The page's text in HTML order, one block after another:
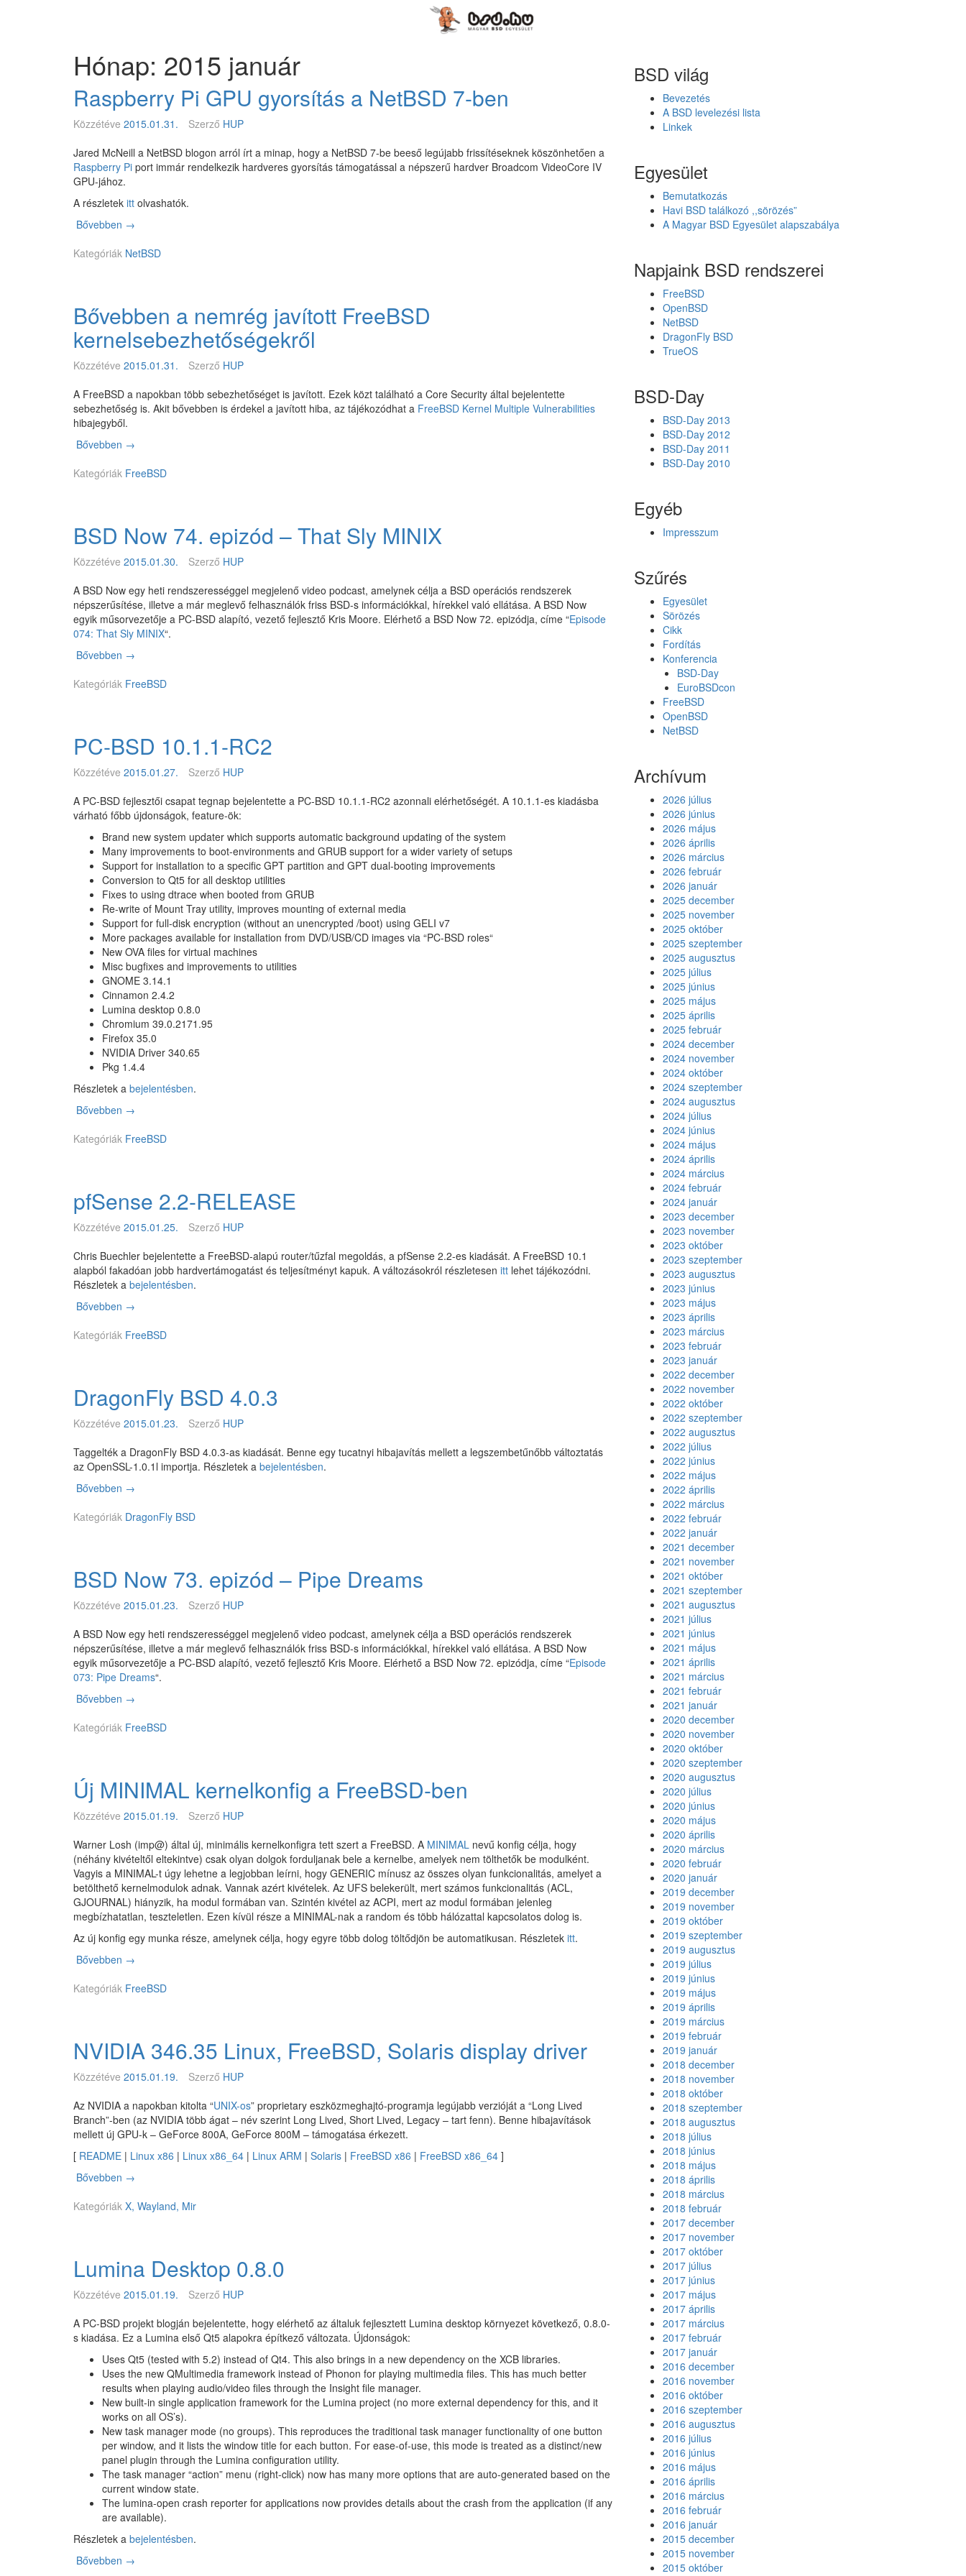
Hónap: 2015 január
Raspberry Pi GPU gyorsítás a NetBSD 7-ben
Közzétéve 2015.01.31. Szerző HUP
Jared McNeill a NetBSD blogon arról írt a minap, hogy a NetBSD 7-be beeső legújabb frissítéseknek köszönhetően a
Raspberry Pi port immár rendelkezik hardveres gyorsítás támogatással a népszerű hardver Broadcom VideoCore IV
GPU-jához.
A részletek itt olvashatók.
Bővebben R
s
r
r
y
i
P
U
g
r
á
s
a
N
t
B
S
D
7
b
→
Kategóriák NetBSD
Bővebben a nemrég javított FreeBSD
kernelsebezhetőségekről
Közzétéve 2015.01.31. Szerző HUP
A FreeBSD a napokban több sebezhetőséget is javított. Ezek közt található a Core Security által bejelentette
sebezhetőség is. Akit bővebben is érdekel a javított hiba, az tájékozódhat a FreeBSD Kernel Multiple Vulnerabilities
hibajegyből.
Bővebben B
v
e
n
a
e
m
r
é
j
v
t
F
e
e
B
S
D
k
e
r
n
e
l
s
e
b
e
z
h
e
t
s
e
→
Kategóriák FreeBSD
BSD Now 74. epizód – That Sly MINIX
Közzétéve 2015.01.30. Szerző HUP
A BSD Now egy heti rendszerességgel megjelenő video podcast, amelynek célja a BSD operációs rendszerek
népszerűsítése, illetve a már meglevő felhasználók friss BSD-s információkkal, hírekkel való ellátása. A BSD Now
egyik műsorvezetője a PC-BSD alapító, vezető fejlesztő Kris Moore. Elérhető a BSD Now 72. epizódja, címe “Episode
074: That Sly MINIX“.
Bővebben B
D
7
4
.
p
i
ó
d
–
T
h
a
t
S
l
y
M
I
N
I
X
→
Kategóriák FreeBSD
PC-BSD 10.1.1-RC2
Közzétéve 2015.01.27. Szerző HUP
A PC-BSD fejlesztői csapat tegnap bejelentette a PC-BSD 10.1.1-RC2 azonnali elérhetőségét. A 10.1.1-es kiadásba
várható főbb újdonságok, feature-ök:
Brand new system updater which supports automatic background updating of the system
Many improvements to boot-environments and GRUB support for a wider variety of setups
Support for installation to a specific GPT partition and GPT dual-booting improvements
Conversion to Qt5 for all desktop utilities
Fixes to using dtrace when booted from GRUB
Re-write of Mount Tray utility, improves mounting of external media
Support for full-disk encryption (without an unencrypted /boot) using GELI v7
More packages available for installation from DVD/USB/CD images via “PC-BSD roles“
New OVA files for virtual machines
Misc bugfixes and improvements to utilities
GNOME 3.14.1
Cinnamon 2.4.2
Lumina desktop 0.8.0
Chromium 39.0.2171.95
Firefox 35.0
NVIDIA Driver 340.65
Pkg 1.4.4
Részletek a bejelentésben.
Bővebben P
-
1
0
.
.
1
-
C
→
Kategóriák FreeBSD
pfSense 2.2-RELEASE
Közzétéve 2015.01.25. Szerző HUP
Chris Buechler bejelentette a FreeBSD-alapú router/tűzfal megoldás, a pfSense 2.2-es kiadását. A FreeBSD 10.1
alapból fakadóan jobb hardvertámogatást és teljesítményt kapuk. A változásokról részletesen itt lehet tájékozódni.
Részletek a bejelentésben.
Bővebben p
S
e
2
.
-
R
L
A
→
Kategóriák FreeBSD
DragonFly BSD 4.0.3
Közzétéve 2015.01.23. Szerző HUP
Taggelték a DragonFly BSD 4.0.3-as kiadását. Benne egy tucatnyi hibajavítás mellett a legszembetűnőbb változtatás
az OpenSSL-1.0.1l importja. Részletek a bejelentésben.
Bővebben D
a
F
l
y
S
D
4
.
.
→
Kategóriák DragonFly BSD
BSD Now 73. epizód – Pipe Dreams
Közzétéve 2015.01.23. Szerző HUP
A BSD Now egy heti rendszerességgel megjelenő video podcast, amelynek célja a BSD operációs rendszerek
népszerűsítése, illetve a már meglevő felhasználók friss BSD-s információkkal, hírekkel való ellátása. A BSD Now
egyik műsorvezetője a PC-BSD alapító, vezető fejlesztő Kris Moore. Elérhető a BSD Now 72. epizódja, címe “Episode
073: Pipe Dreams“.
Bővebben B
D
7
3
.
p
i
z
ó
d
–
p
D
m
s
→
Kategóriák FreeBSD
Új MINIMAL kernelkonfig a FreeBSD-ben
Közzétéve 2015.01.19. Szerző HUP
Warner Losh (imp@) által új, minimális kernelkonfigra tett szert a FreeBSD. A MINIMAL nevű konfig célja, hogy
(néhány kivételtől eltekintve) csak olyan dolgok forduljanak bele a kernelbe, amelyek nem tölthetők be modulként.
Vagyis a MINIMAL-t úgy lehetne a legjobban leírni, hogy GENERIC mínusz az összes olyan funkcionalitás, amelyet a
betölthető kernelmodulok adnak. Vannak azért kivételek. Az UFS belekerült, mert számos funkcionalitás (ACL,
GJOURNAL) hiányzik, ha modul formában van. Szintén kivétel az ACPI, mert az modul formában jelenleg
megbízhatatlan, teszteletlen. Ezen kívül része a MINIMAL-nak a random és több hálózattal kapcsolatos dolog is.
Az új konfig egy munka része, amelynek célja, hogy egyre több dolog töltődjön be automatikusan. Részletek itt.
Bővebben Ú
M
M
A
L
e
r
n
l
k
n
F
r
e
B
D
-
b
e
n
→
Kategóriák FreeBSD
NVIDIA 346.35 Linux, FreeBSD, Solaris display driver
Közzétéve 2015.01.19. Szerző HUP
Az NVIDIA a napokban kitolta “UNIX-os” proprietary eszközmeghajtó-programja legújabb verzióját a “Long Lived
Branch”-ben (az NVIDIA több ágat – név szerint Long Lived, Short Lived, Legacy – tart fenn). Benne hibajavítások
mellett új GPU-k – GeForce 800A, GeForce 800M – támogatása érkezett.
[ README | Linux x86 | Linux x86_64 | Linux ARM | Solaris | FreeBSD x86 | FreeBSD x86_64 ]
Bővebben N
I
3
4
6
3
5
n
u
x
,
F
r
e
e
B
S
D
,
o
→
Kategóriák X, Wayland, Mir
Lumina Desktop 0.8.0
Közzétéve 2015.01.19. Szerző HUP
A PC-BSD projekt blogján bejelentette, hogy elérhető az általuk fejlesztett Lumina desktop környezet következő, 0.8.0-
s kiadása. Ez a Lumina első Qt5 alapokra építkező változata. Újdonságok:
Uses Qt5 (tested with 5.2) instead of Qt4. This also brings in a new dependency on the XCB libraries.
Uses the new QMultimedia framework instead of Phonon for playing multimedia files. This has much better
results when playing audio/video files through the Insight file manager.
New built-in single application framework for the Lumina project (no more external dependency for this, and it
works on all OS’s).
New task manager mode (no groups). This reproduces the traditional task manager functionality of one button
per window, and it lists the window title for each button. For ease-of-use, this mode is treated as a distinct/new
panel plugin through the Lumina configuration utility.
The task manager “action” menu (right-click) now has many more options that are auto-generated based on the
current window state.
The lumina-open crash reporter for applications now provides details about the crash from the application (if any
are available).
Részletek a bejelentésben.
Bővebben L
→
BSD világ
Bevezetés
A BSD levelezési lista
Linkek
Egyesület
Bemutatkozás
Havi BSD találkozó ,,sörözés”
A Magyar BSD Egyesület alapszabálya
Napjaink BSD rendszerei
FreeBSD
OpenBSD
NetBSD
DragonFly BSD
TrueOS
BSD-Day
BSD-Day 2013
BSD-Day 2012
BSD-Day 2011
BSD-Day 2010
Egyéb
Impresszum
Szűrés
Egyesület
Sörözés
Cikk
Fordítás
Konferencia
BSD-Day
EuroBSDcon
FreeBSD
OpenBSD
NetBSD
Archívum
2026 július
2026 június
2026 május
2026 április
2026 március
2026 február
2026 január
2025 december
2025 november
2025 október
2025 szeptember
2025 augusztus
2025 július
2025 június
2025 május
2025 április
2025 február
2024 december
2024 november
2024 október
2024 szeptember
2024 augusztus
2024 július
2024 június
2024 május
2024 április
2024 március
2024 február
2024 január
2023 december
2023 november
2023 október
2023 szeptember
2023 augusztus
2023 június
2023 május
2023 április
2023 március
2023 február
2023 január
2022 december
2022 november
2022 október
2022 szeptember
2022 augusztus
2022 július
2022 június
2022 május
2022 április
2022 március
2022 február
2022 január
2021 december
2021 november
2021 október
2021 szeptember
2021 augusztus
2021 július
2021 június
2021 május
2021 április
2021 március
2021 február
2021 január
2020 december
2020 november
2020 október
2020 szeptember
2020 augusztus
2020 július
2020 június
2020 május
2020 április
2020 március
2020 február
2020 január
2019 december
2019 november
2019 október
2019 szeptember
2019 augusztus
2019 július
2019 június
2019 május
2019 április
2019 március
2019 február
2019 január
2018 december
2018 november
2018 október
2018 szeptember
2018 augusztus
2018 július
2018 június
2018 május
2018 április
2018 március
2018 február
2017 december
2017 november
2017 október
2017 július
2017 június
2017 május
2017 április
2017 március
2017 február
2017 január
2016 december
2016 november
2016 október
2016 szeptember
2016 augusztus
2016 július
2016 június
2016 május
2016 április
2016 március
2016 február
2016 január
2015 december
2015 november
2015 október